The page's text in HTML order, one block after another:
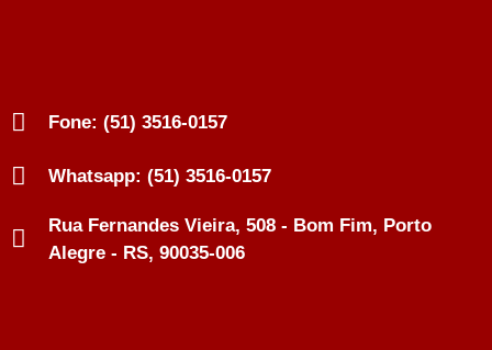
Fone: (51) 3516-0157
Whatsapp: (51) 3516-0157
Rua Fernandes Vieira, 508 - Bom Fim, Porto
Alegre - RS, 90035-006